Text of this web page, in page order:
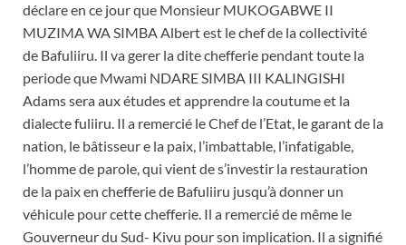
déclare en ce jour que Monsieur MUKOGABWE II
MUZIMA WA SIMBA Albert est le chef de la collectivité
de Bafuliiru. Il va gerer la dite chefferie pendant toute la
periode que Mwami NDARE SIMBA III KALINGISHI
Adams sera aux études et apprendre la coutume et la
dialecte fuliiru. Il a remercié le Chef de l’Etat, le garant de la
nation, le bâtisseur e la paix, l’imbattable, l’infatigable,
l’homme de parole, qui vient de s’investir la restauration
de la paix en chefferie de Bafuliiru jusqu’à donner un
véhicule pour cette chefferie. Il a remercié de même le
Gouverneur du Sud- Kivu pour son implication. Il a signifié